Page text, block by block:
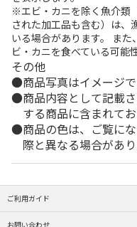
※エビ・カニを除く魚介類
された加工品も含む）は、
いる場合があります。 ま
ビ・カニを食べている可能
その他
商品写真はイメージで
商品内容として記載
する商品に含まれてお
商品の色は、ご覧に
際と異なる場合があり
ご利用ガイド
お問い合わせ